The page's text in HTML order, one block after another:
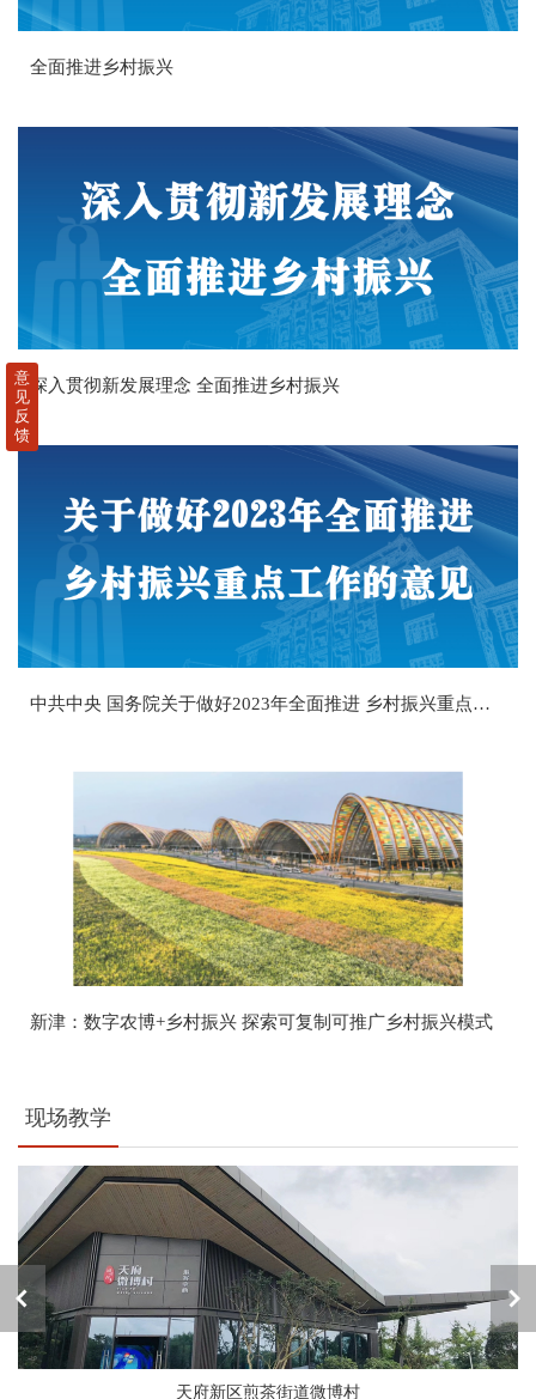
全面推进乡村振兴
深入贯彻新发展理念 全面推进乡村振兴
中共中央 国务院关于做好2023年全面推进 乡村振兴重点工作的意见
新津：数字农博+乡村振兴 探索可复制可推广乡村振兴模式
现场教学
天府新区煎茶街道微博村
意
见
反
馈